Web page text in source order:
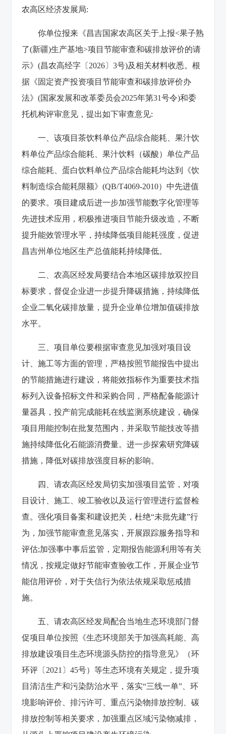
农高区经济发展局:
你单位报来《昌吉国家农高区关于上报<果子熟
了(新疆)生产基地>项目节能审查和碳排放评价的请
示》(昌农高经字〔2026〕3号)及相关材料收悉。根
据《固定资产投资项目节能审查和碳排放评价办
法》(国家发展和改革委员会2025年第31号令)和委
托机构评审意见，提出如下审查意见:
一、该项目茶饮料单位产品综合能耗、果汁饮
料单位产品综合能耗、果汁饮料（碳酸）单位产品
综合能耗、蛋白饮料单位产品综合能耗均达到《饮
料制造综合能耗限额》(QB/T4069-2010）中先进值
的要求。项目建成后进一步加强节能数字化管理等
先进技术应用，积极推进项目节能升级改造，不断
提升能效管理水平，持续降低项目能耗强度，促进
昌吉州单位地区生产总值能耗持续降低。
二、农高区经发局要结合本地区碳排放双控目
标要求，督促企业进一步提升降碳措施，持续降低
企业二氧化碳排放量，提升企业单位增加值碳排放
水平。
三、项目单位要根据审查意见加强对项目设
计、施工等方面的管理，严格按照节能报告中提出
的节能措施进行建设，将能效指标作为重要技术指
标列入设备招标文件和采购合同，严格配备能源计
量器具，投产前完成能耗在线监测系统建设，确保
项目用能控制在批复范围内，并采取节能技改等措
施持续降低化石能源消费量。进一步探索研究降碳
措施，降低对碳排放强度目标的影响。
四、请农高区经发局切实加强项目监管，对项
目设计、施工、竣工验收以及运行管理进行监督检
查。强化项目备案和建设把关，杜绝“未批先建”行
为，加强节能审查意见落实，开展跟踪服务指导和
评估;加强事中事后监管，定期报告能源利用等有关
情况，按规定做好节能审查验收工作，开展企业节
能信用评价，对于失信行为依法依规采取惩戒措
施。
五、请农高区经发局配合当地生态环境部门督
促项目单位按照《生态环境部关于加强高耗能、高
排放建设项目生态环境源头防控的指导意见》（环
环评〔2021〕45号）等生态环境有关规定，提升项
目清洁生产和污染防治水平，落实“三线一单”、环
境影响评价、排污许可、重点污染物排放控制、碳
排放控制等相关要求，加强重点区域污染物减排，